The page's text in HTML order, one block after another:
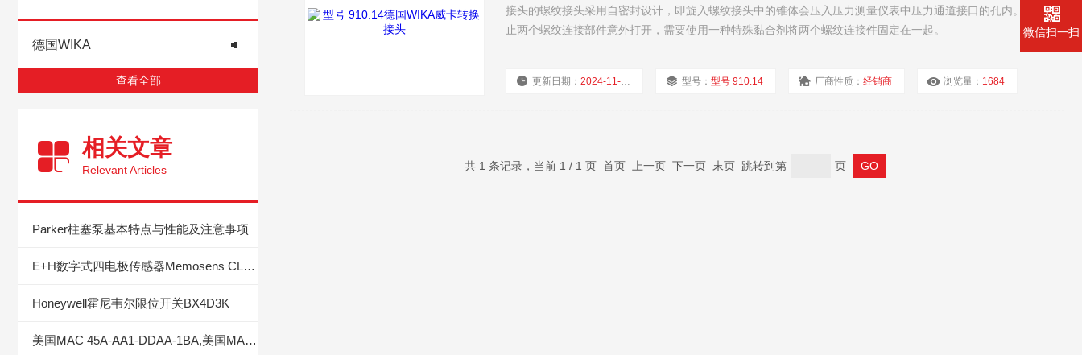
德国WIKA
查看全部
相关文章
Relevant Articles
Parker柱塞泵基本特点与性能及注意事项
E+H数字式四电极传感器Memosens CLS82D的维修与保养
Honeywell霍尼韦尔限位开关BX4D3K
美国MAC 45A-AA1-DDAA-1BA,美国MAC电磁阀的简介
接头的螺纹接头采用自密封设计，即旋入螺纹接头中的锥体会压入压力测量仪表中压力通道接口的孔内。为防
止两个螺纹连接部件意外打开，需要使用一种特殊黏合剂将两个螺纹连接件固定在一起。
更新日期：2024-11-23 型号：型号 910.14 厂商性质：经销商 浏览量： 1684
共 1 条记录，当前 1 / 1 页 首页 上一页 下一页 末页 跳转到第 页
微信扫一扫